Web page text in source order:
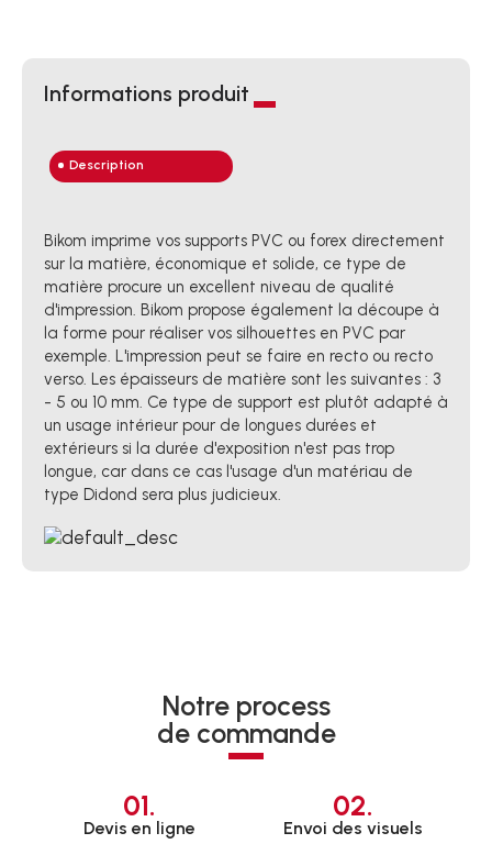
Informations produit
Description
Bikom imprime vos supports PVC ou forex directement
sur la matière, économique et solide, ce type de
matière procure un excellent niveau de qualité
d'impression. Bikom propose également la découpe à
la forme pour réaliser vos silhouettes en PVC par
exemple. L'impression peut se faire en recto ou recto
verso. Les épaisseurs de matière sont les suivantes : 3
- 5 ou 10 mm. Ce type de support est plutôt adapté à
un usage intérieur pour de longues durées et
extérieurs si la durée d'exposition n'est pas trop
longue, car dans ce cas l'usage d'un matériau de
type Didond sera plus judicieux.
Notre process
de commande
01.
Devis en ligne
02.
Envoi des visuels